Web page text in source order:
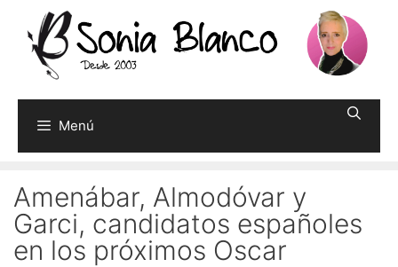
contenido
Menú
Amenábar, Almodóvar y
Garci, candidatos españoles
en los próximos Oscar